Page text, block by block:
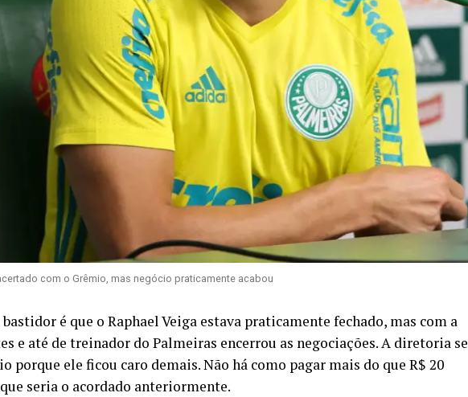
com o Grêmio, mas negócio praticamente acabou
é que o Raphael Veiga estava praticamente fechado, mas com a
e até de treinador do Palmeiras encerrou as negociações. A diretoria se
porque ele ficou caro demais. Não há como pagar mais do que R$ 20
seria o acordado anteriormente.